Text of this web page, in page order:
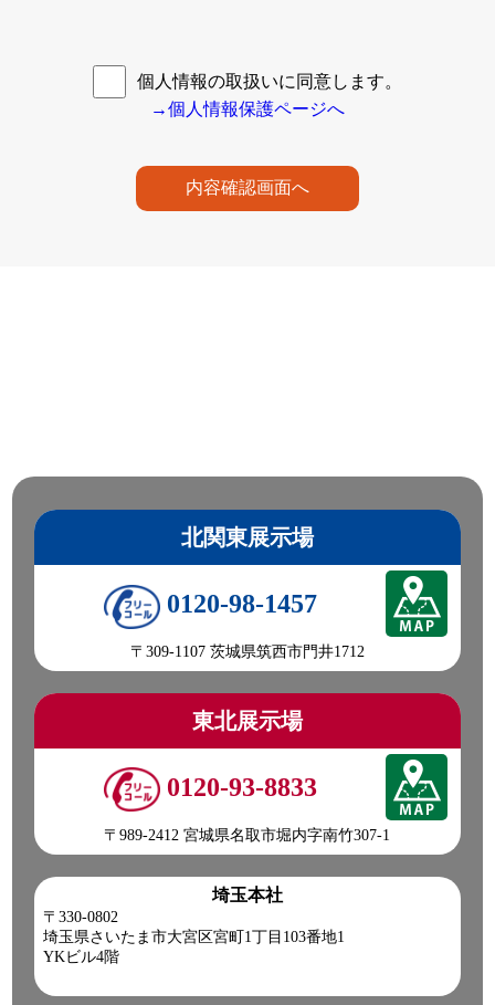
個人情報の取扱いに同意します。
→個人情報保護ページへ
内容確認画面へ
北関東展示場
0120-98-1457
〒309-1107 茨城県筑西市門井1712
東北展示場
0120-93-8833
〒989-2412 宮城県名取市堀内字南竹307-1
埼玉本社
〒330-0802
埼玉県さいたま市大宮区宮町1丁目103番地1
YKビル4階